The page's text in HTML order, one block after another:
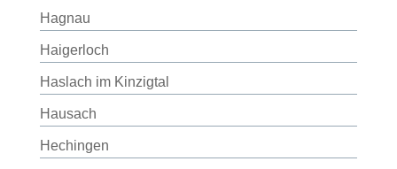
Hagnau
Haigerloch
Haslach im Kinzigtal
Hausach
Hechingen